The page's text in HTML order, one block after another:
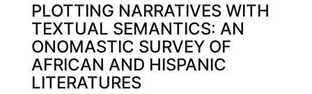
PLOTTING NARRATIVES WITH
TEXTUAL SEMANTICS: AN
ONOMASTIC SURVEY OF
AFRICAN AND HISPANIC
LITERATURES